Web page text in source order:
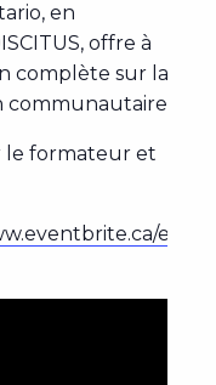
en
offre à
complète sur la
communautaire.
le formateur et
e/